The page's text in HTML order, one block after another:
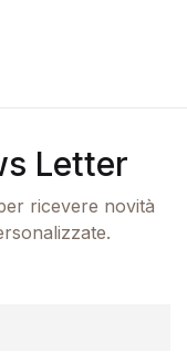
Letter
ricevere novità